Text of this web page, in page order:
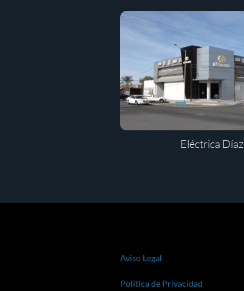
Eléctrica Díaz
Aviso Legal
Política de Privacidad